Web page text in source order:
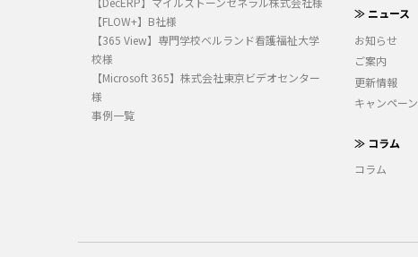
【FLOW+】B社様
【365 View】専門学校ベルランド看護福祉大学
校様
【Microsoft 365】株式会社東京ビデオセンター
様
事例一覧
≫ ニュース
お知らせ
ご案内
更新情報
キャンペーン
≫ コラム
コラム